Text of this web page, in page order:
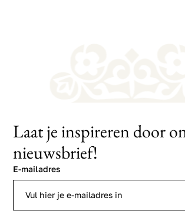
Laat je inspireren door
nieuwsbrief!
E-mailadres